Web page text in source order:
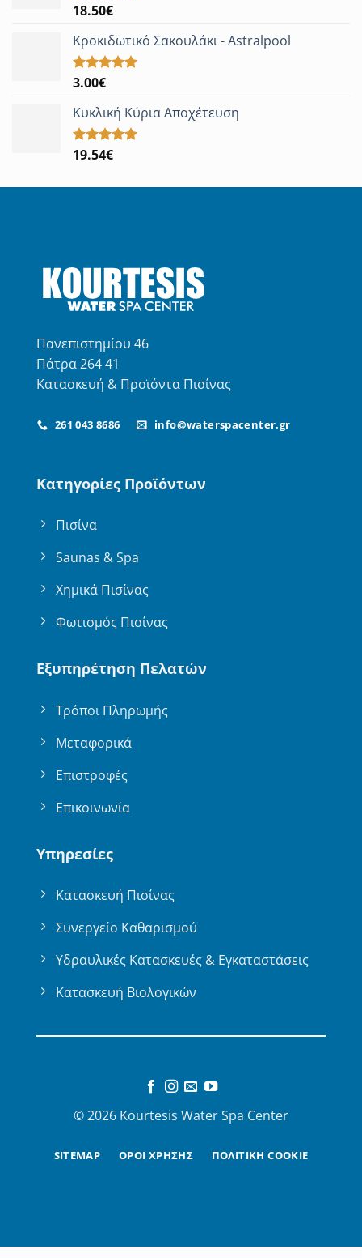
Βαθμολογήθηκε
από 5
18.50€
Κροκιδωτικό Σακουλάκι - Astralpool
Βαθμολογήθηκε
από 5
3.00€
Κυκλική Κύρια Αποχέτευση
Βαθμολογήθηκε
19.54€
Πανεπιστημίου 46
Πάτρα 264 41
Κατασκευή & Προϊόντα Πισίνας
261 043 8686 info@waterspacenter.gr
Κατηγορίες Προϊόντων
Πισίνα
Saunas & Spa
Χημικά Πισίνας
Φωτισμός Πισίνας
Εξυπηρέτηση Πελατών
Τρόποι Πληρωμής
Μεταφορικά
Επιστροφές
Επικοινωνία
Υπηρεσίες
Κατασκευή Πισίνας
Συνεργείο Καθαρισμού
Υδραυλικές Κατασκευές & Εγκαταστάσεις
Κατασκευή Βιολογικών
© 2026 Kourtesis Water Spa Center
SITEMAP ΟΡΟΙ ΧΡΗΣΗΣ ΠΟΛΙΤΙΚΗ COOKIE